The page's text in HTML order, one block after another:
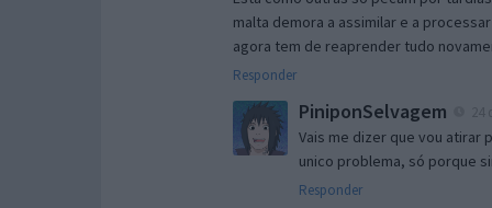
malta demora a assimilar e a
agora tem de reaprender tudo
Responder
PiniponSelvagem
Vais me dizer que vou atirar
unico problema, só porque
Responder